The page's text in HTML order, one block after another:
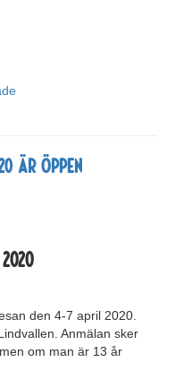
är öppen
den 4-7 april 2020.
Anmälan sker
om man är 13 år